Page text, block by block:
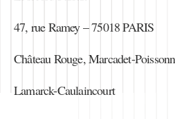
47, rue Ramey – 75018 PARIS
Château Rouge, Marcadet-
Lamarck-Caulaincourt